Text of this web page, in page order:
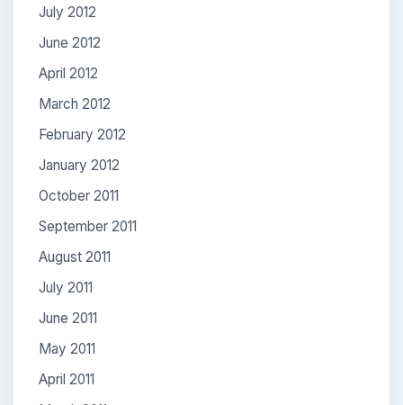
July 2012
June 2012
April 2012
March 2012
February 2012
January 2012
October 2011
September 2011
August 2011
July 2011
June 2011
May 2011
April 2011